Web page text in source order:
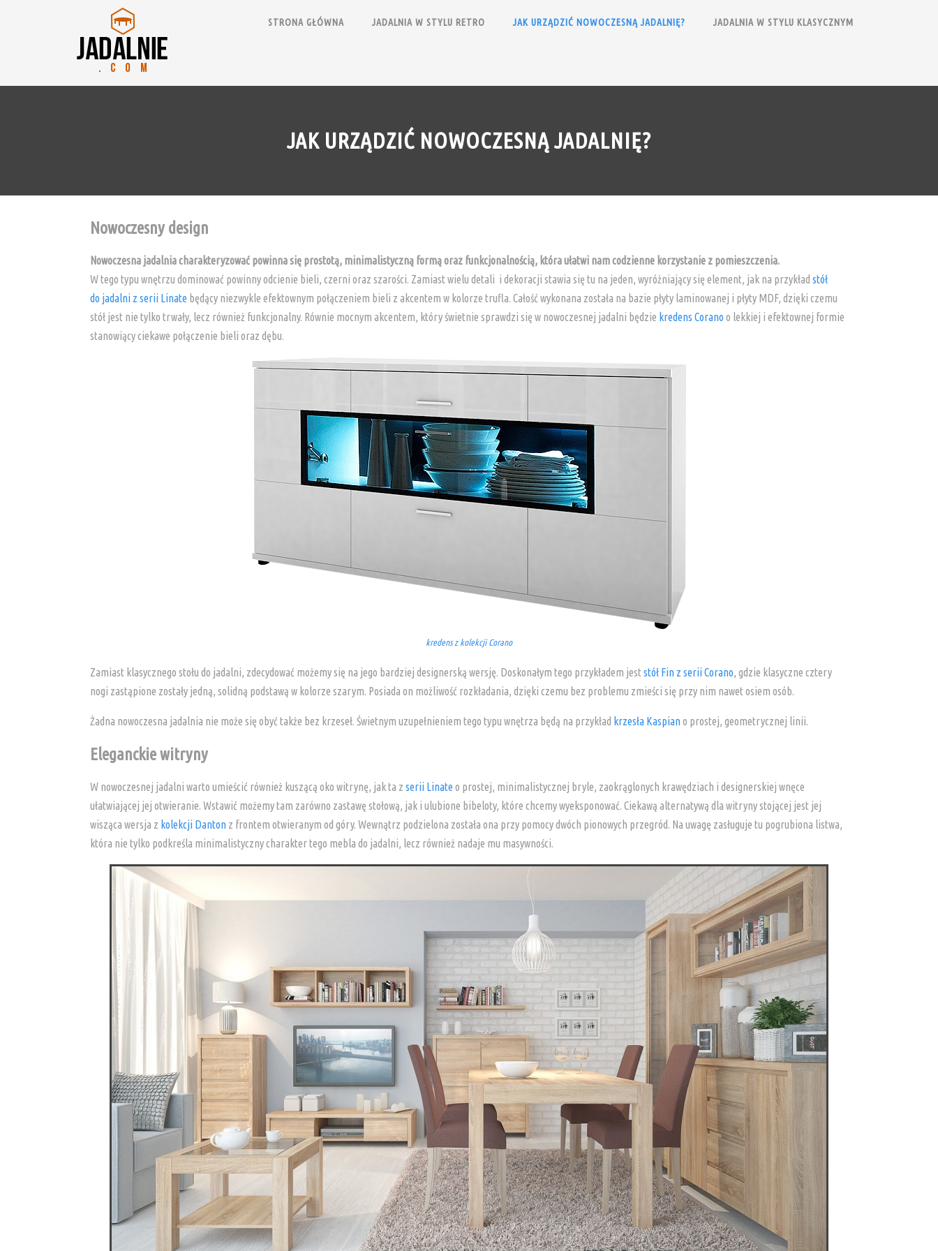
STRONA GŁÓWNA JADALNIA W STYLU RETRO JAK URZĄDZIĆ NOWOCZESNĄ JADALNIĘ? JADALNIA W STYLU KLASYCZNYM
JAK URZĄDZIĆ NOWOCZESNĄ JADALNIĘ?
Nowoczesny design
Nowoczesna jadalnia charakteryzować powinna się prostotą, minimalistyczną formą oraz funkcjonalnością, która ułatwi nam codzienne korzystanie z pomieszczenia.
W tego typu wnętrzu dominować powinny odcienie bieli, czerni oraz szarości. Zamiast wielu detali i dekoracji stawia się tu na jeden, wyróżniający się element, jak na przykładstół
do jadalni z serii Linate będący niezwykle efektownym połączeniem bieli z akcentem w kolorze trufla. Całość wykonana została na bazie płyty laminowanej i płyty MDF, dzięki czemu
stół jest nie tylko trwały, lecz również funkcjonalny. Równie mocnym akcentem, który świetnie sprawdzi się w nowoczesnej jadalni będzie kredens Corano o lekkiej i efektownej formie
stanowiący ciekawe połączenie bieli oraz dębu.
kredens z kolekcji Corano
Zamiast klasycznego stołu do jadalni, zdecydować możemy się na jego bardziej designerską wersję. Doskonałym tego przykładem jeststół Fin z serii Corano, gdzie klasyczne cztery
nogi zastąpione zostały jedną, solidną podstawą w kolorze szarym. Posiada on możliwość rozkładania, dzięki czemu bez problemu zmieści się przy nim nawet osiem osób.
Żadna nowoczesna jadalnia nie może się obyć także bez krzeseł. Świetnym uzupełnieniem tego typu wnętrza będą na przykład krzesła Kaspiano prostej, geometrycznej linii.
Eleganckie witryny
W nowoczesnej jadalni warto umieścić również kuszącą oko witrynę, jak ta zserii Linate o prostej, minimalistycznej bryle, zaokrąglonych krawędziach i designerskiej wnęce
ułatwiającej jej otwieranie. Wstawić możemy tam zarówno zastawę stołową, jak i ulubione bibeloty, które chcemy wyeksponować. Ciekawą alternatywą dla witryny stojącej jest jej
wisząca wersja z kolekcji Danton z frontem otwieranym od góry. Wewnątrz podzielona została ona przy pomocy dwóch pionowych przegród. Na uwagę zasługuje tu pogrubiona listwa,
która nie tylko podkreśla minimalistyczny charakter tego mebla do jadalni, lecz również nadaje mu masywności.